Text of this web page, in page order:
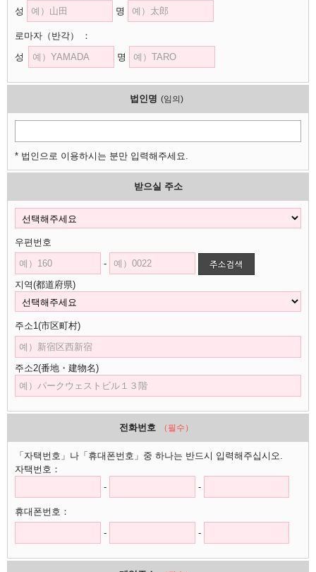
성
명
로마자 （반각）
：
성
명
법인명 (임의)
* 법인으로 이용하시는 분만 입력해주세요.
받으실 주소
우편번호
-
지역(都道府県)
주소1(市区町村)
주소2(番地・建物名)
전화번호 （필수）
「자택번호」나「휴대폰번호」중 하나는 반드시 입력해주십시오.
자택번호：
-
-
휴대폰번호：
-
-